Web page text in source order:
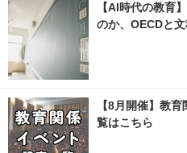
【AI時代の教育
のか、OECDと
【8月開催】教
覧はこちら